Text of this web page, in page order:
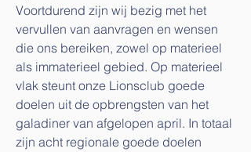
Voortdurend zijn wij bezig met het
vervullen van aanvragen en wensen
die ons bereiken, zowel op materieel
als immaterieel gebied. Op materieel
vlak steunt onze Lionsclub goede
doelen uit de opbrengsten van het
galadiner van afgelopen april. In totaal
zijn acht regionale goede doelen